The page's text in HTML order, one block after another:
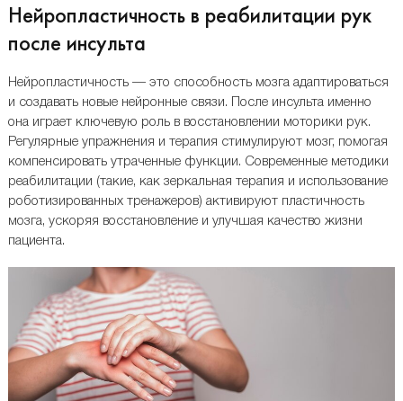
Нейропластичность в реабилитации рук
после инсульта
Нейропластичность — это способность мозга адаптироваться
и создавать новые нейронные связи. После инсульта именно
она играет ключевую роль в восстановлении моторики рук.
Регулярные упражнения и терапия стимулируют мозг, помогая
компенсировать утраченные функции. Современные методики
реабилитации (такие, как зеркальная терапия и использование
роботизированных тренажеров) активируют пластичность
мозга, ускоряя восстановление и улучшая качество жизни
пациента.